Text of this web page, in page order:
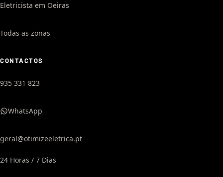
Eletricista em Oeiras
Todas as zonas
CONTACTOS
935 331 823
WhatsApp
geral@otimizeeletrica.pt
24 Horas / 7 Dias